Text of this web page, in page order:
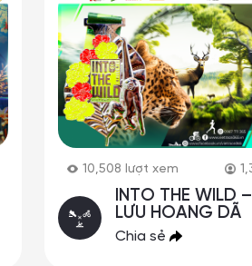
10,508 lượt xem
INTO THE WILD
LƯU HOANG DÃ
Chia sẻ